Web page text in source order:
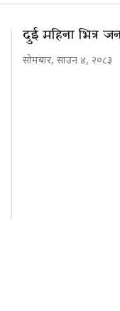
दुई महिना भित्र
सोमबार, साउन ४, २०८३